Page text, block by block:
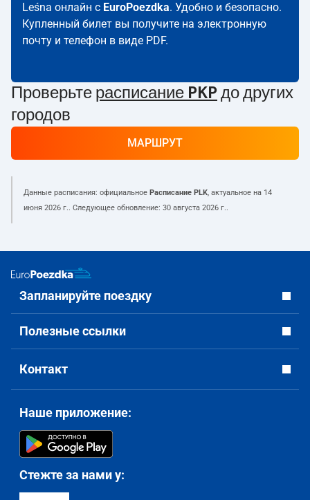
Leśna онлайн с EuroPoezdka. Удобно и безопасно.
Купленный билет вы получите на электронную
почту и телефон в виде PDF.
Проверьте расписание PKP до других
городов
МАРШРУТ
Данные расписания: официальное Расписание PLK, актуальное на 14
июня 2026 г.. Следующее обновление: 30 августа 2026 г..
Запланируйте поездку
Полезные ссылки
Контакт
Наше приложение:
Стежте за нами у: